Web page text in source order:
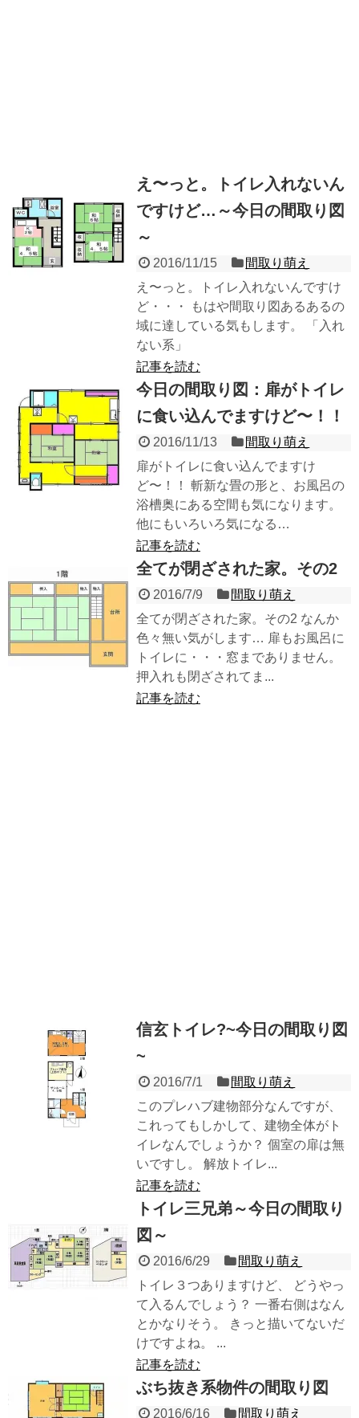
え〜っと。トイレ入れないん
ですけど…～今日の間取り図
～
2016/11/15
間取り萌え
え〜っと。トイレ入れないんですけ
ど・・・ もはや間取り図あるあるの
域に達している気もします。 「入れ
ない系」
記事を読む
今日の間取り図：扉がトイレ
に食い込んでますけど〜！！
2016/11/13
間取り萌え
扉がトイレに食い込んでますけ
ど〜！！ 斬新な畳の形と、お風呂の
浴槽奥にある空間も気になります。
他にもいろいろ気になる…
記事を読む
全てが閉ざされた家。その2
2016/7/9
間取り萌え
全てが閉ざされた家。その2 なんか
色々無い気がします… 扉もお風呂に
トイレに・・・窓までありません。
押入れも閉ざされてま...
記事を読む
信玄トイレ?~今日の間取り図
~
2016/7/1
間取り萌え
このプレハブ建物部分なんですが、
これってもしかして、建物全体がト
イレなんでしょうか？ 個室の扉は無
いですし。 解放トイレ...
記事を読む
トイレ三兄弟～今日の間取り
図～
2016/6/29
間取り萌え
トイレ３つありますけど、 どうやっ
て入るんでしょう？ 一番右側はなん
とかなりそう。 きっと描いてないだ
けですよね。 ...
記事を読む
ぶち抜き系物件の間取り図
2016/6/16 間取り萌え